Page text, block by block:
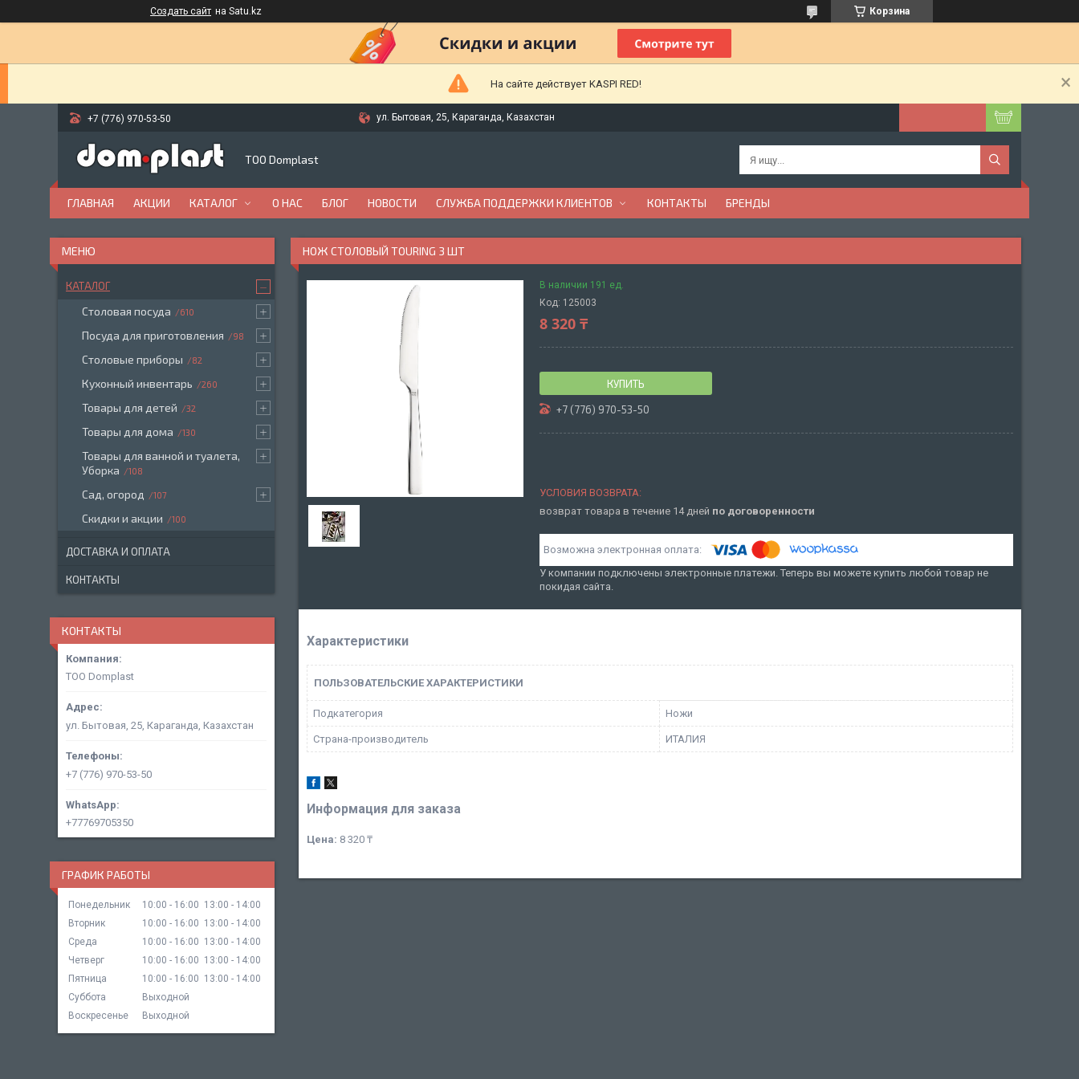
Создать сайт на Satu.kz Корзина
На сайте действует KASPI RED!
+7 (776) 970-53-50 ул. Бытовая, 25, Караганда, Казахстан
ТОО Domplast
ГЛАВНАЯ АКЦИИ КАТАЛОГ О НАС БЛОГ НОВОСТИ СЛУЖБА ПОДДЕРЖКИ КЛИЕНТОВ КОНТАКТЫ БРЕНДЫ
НОЖ СТОЛОВЫЙ TOURING 3 ШТ
В наличии 191 ед.
Код: 125003
8 320 ₸
КУПИТЬ
+7 (776) 970-53-50
возврат товара в течение 14 дней по договоренности
У компании подключены электронные платежи. Теперь вы можете купить любой товар не
покидая сайта.
Характеристики
ПОЛЬЗОВАТЕЛЬСКИЕ ХАРАКТЕРИСТИКИ
Подкатегория Ножи
Страна-производитель ИТАЛИЯ
Информация для заказа
Цена: 8 320 ₸
КАТАЛОГ
Столовая посуда 610
Посуда для приготовления 98
Столовые приборы 82
Кухонный инвентарь 260
Товары для детей 32
Товары для дома 130
Товары для ванной и туалета,
Уборка
108
Сад, огород 107
Скидки и акции 100
ДОСТАВКА И ОПЛАТА
КОНТАКТЫ
КОНТАКТЫ
ТОО Domplast
ул. Бытовая, 25, Караганда, Казахстан
+7 (776) 970-53-50
+77769705350
ГРАФИК РАБОТЫ
Понедельник 10:00 16:00 13:00
14:00
Вторник
10:00 16:00 13:00
14:00
Среда
10:00 16:00 13:00
14:00
Четверг
10:00 16:00 13:00
14:00
Пятница
10:00 16:00 13:00
14:00
Суббота
Выходной
Воскресенье
Выходной